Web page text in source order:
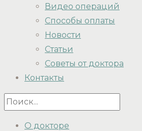
Видео операций
Способы оплаты
Новости
Статьи
Советы от доктора
Контакты
О докторе